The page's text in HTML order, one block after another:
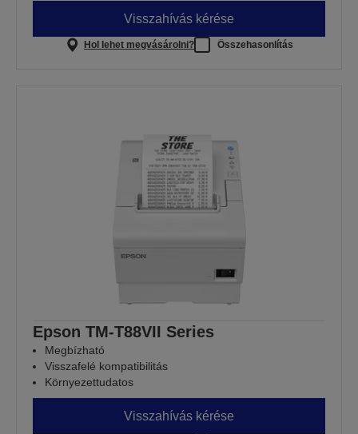
Visszahívás kérése
Hol lehet megvásárolni? Összehasonlítás
Epson TM-T88VII Series
Megbízható
Visszafelé kompatibilitás
Környezettudatos
Visszahívás kérése